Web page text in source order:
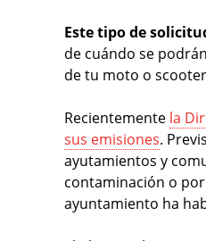
Este tipo de
de cuándo se
de tu moto o
Recientemente la
sus emisiones.
ayutamientos y
contaminación o
ayuntamiento ha